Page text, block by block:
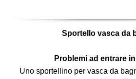
Sportello vasca da
Problemi ad entrare
Uno sportellino per vasca da